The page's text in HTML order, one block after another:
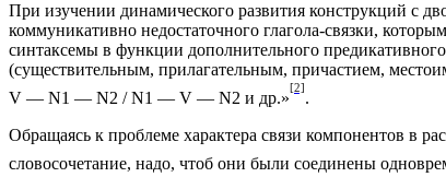
При изучении динамического развития конструкций с
коммуникативно недостаточного глагола-связки,
синтаксемы в функции дополнительного
(существительным, прилагательным, причастием,
V — N1 — N2 / N1 — V — N2 и др.»
[2]
.
Обращаясь к проблеме характера связи компонентов в
словосочетание, надо, чтоб они были соединены